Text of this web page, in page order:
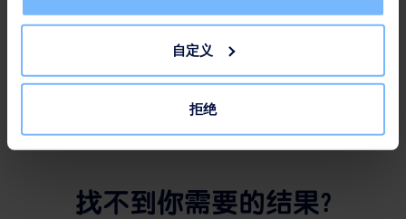
自定义
拒绝
淡化项目，也是首个工业客户项目。
找不到你需要的结果?